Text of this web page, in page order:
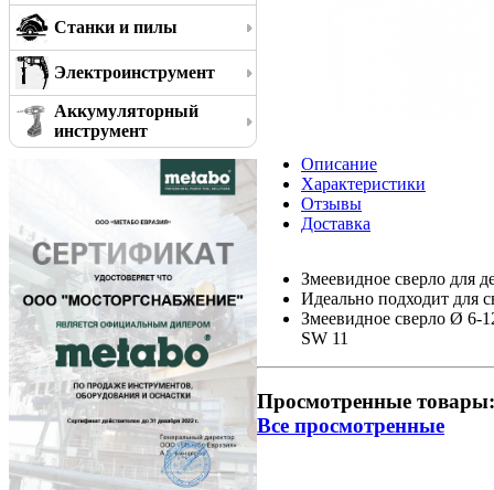
Станки и пилы
Электроинструмент
Аккумуляторный
инструмент
Описание
Характеристики
Отзывы
Доставка
Змеевидное сверло для
Идеально подходит для
Змеевидное сверло Ø 6-
SW 11
Просмотренные товары:
Все просмотренные